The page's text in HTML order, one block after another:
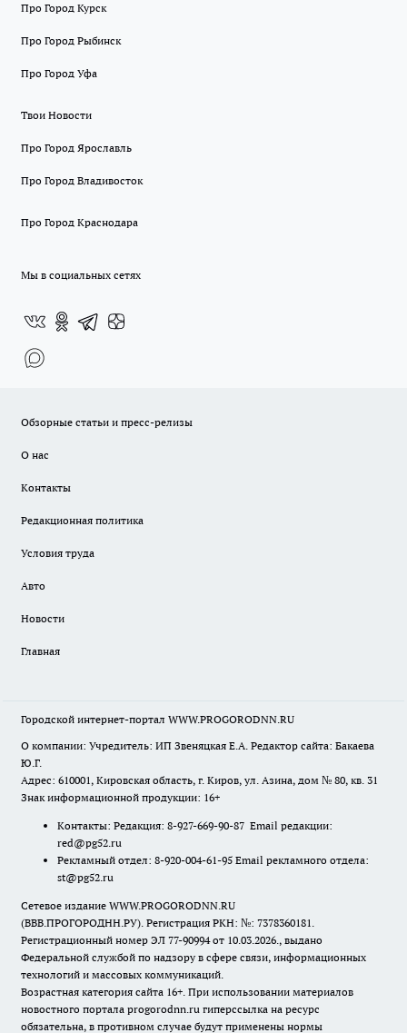
Про Город Курск
Про Город Рыбинск
Про Город Уфа
Твои Новости
Про Город Ярославль
Про Город Владивосток
Про Город Краснодара
Мы в социальных сетях
Обзорные статьи и пресс-релизы
О нас
Контакты
Редакционная политика
Условия труда
Авто
Новости
Главная
Городской интернет-портал WWW.PROGORODNN.RU
О компании: Учредитель: ИП Звеняцкая Е.А. Редактор сайта: Бакаева
Ю.Г.
Адрес: 610001, Кировская область, г. Киров, ул. Азина, дом № 80, кв. 31
Знак информационной продукции: 16+
Контакты: Редакция: 8-927-669-90-87 Email редакции:
red@pg52.ru
Рекламный отдел: 8-920-004-61-95 Email рекламного отдела:
st@pg52.ru
Сетевое издание WWW.PROGORODNN.RU
(ВВВ.ПРОГОРОДНН.РУ). Регистрация РКН: №: 7378360181.
Регистрационный номер ЭЛ 77-90994 от 10.03.2026., выдано
Федеральной службой по надзору в сфере связи, информационных
технологий и массовых коммуникаций.
Возрастная категория сайта 16+. При использовании материалов
новостного портала progorodnn.ru гиперссылка на ресурс
обязательна, в противном случае будут применены нормы